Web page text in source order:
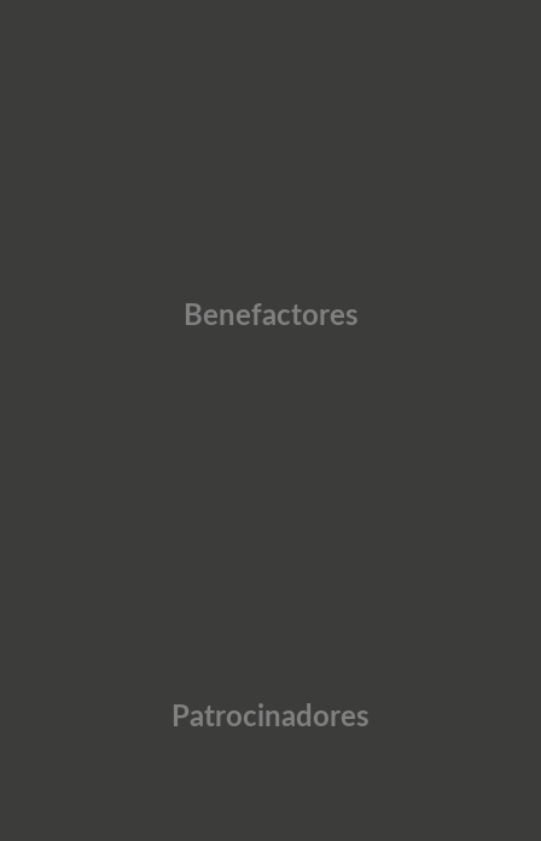
Benefactores
Patrocinadores